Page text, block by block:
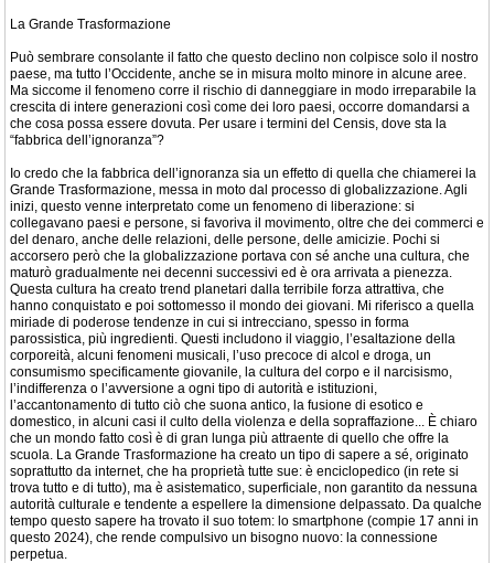
La Grande Trasformazione
Può sembrare consolante il fatto che questo declino non colpisce solo il nostro
paese, ma tutto l’Occidente, anche se in misura molto minore in alcune aree.
Ma siccome il fenomeno corre il rischio di danneggiare in modo irreparabile la
crescita di intere generazioni così come dei loro paesi, occorre domandarsi a
che cosa possa essere dovuta. Per usare i termini del Censis, dove sta la
“fabbrica dell’ignoranza”?
Io credo che la fabbrica dell’ignoranza sia un effetto di quella che chiamerei la
Grande Trasformazione, messa in moto dal processo di globalizzazione. Agli
inizi, questo venne interpretato come un fenomeno di liberazione: si
collegavano paesi e persone, si favoriva il movimento, oltre che dei commerci e
del denaro, anche delle relazioni, delle persone, delle amicizie. Pochi si
accorsero però che la globalizzazione portava con sé anche una cultura, che
maturò gradualmente nei decenni successivi ed è ora arrivata a pienezza.
Questa cultura ha creato trend planetari dalla terribile forza attrattiva, che
hanno conquistato e poi sottomesso il mondo dei giovani. Mi riferisco a quella
miriade di poderose tendenze in cui si intrecciano, spesso in forma
parossistica, più ingredienti. Questi includono il viaggio, l’esaltazione della
corporeità, alcuni fenomeni musicali, l’uso precoce di alcol e droga, un
consumismo specificamente giovanile, la cultura del corpo e il narcisismo,
l’indifferenza o l’avversione a ogni tipo di autorità e istituzioni,
l’accantonamento di tutto ciò che suona antico, la fusione di esotico e
domestico, in alcuni casi il culto della violenza e della sopraffazione... È chiaro
che un mondo fatto così è di gran lunga più attraente di quello che offre la
scuola. La Grande Trasformazione ha creato un tipo di sapere a sé, originato
soprattutto da internet, che ha proprietà tutte sue: è enciclopedico (in rete si
trova tutto e di tutto), ma è asistematico, superficiale, non garantito da nessuna
autorità culturale e tendente a espellere la dimensione delpassato. Da qualche
tempo questo sapere ha trovato il suo totem: lo smartphone (compie 17 anni in
questo 2024), che rende compulsivo un bisogno nuovo: la connessione
perpetua.